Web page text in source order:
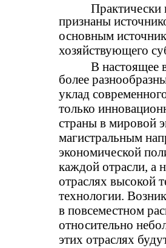
Практически
признаны
основным
хозяйствующего
В настоящее
более
уклад
только
страны в мировой
магистральным
экономической
каждой отрасли, а
отраслях высокой
технологии.
в повсеместном
относительно
этих отраслях